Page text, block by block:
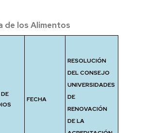
de los Alimentos
FECHA
RESOLUCIÓN
DEL CONSEJO
UNIVERSIDADES
DE
RENOVACIÓN
DE LA